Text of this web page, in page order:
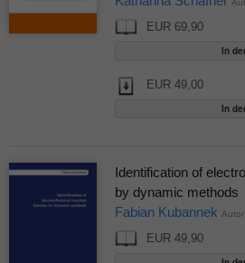
EUR 69,90
EUR 49,00
Identification of
by dynamic methods
Fabian Kubannek Autor
EUR 49,90